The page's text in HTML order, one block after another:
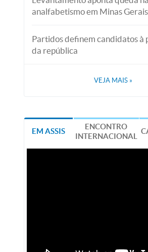
analfabetismo em Minas Gerais
Partidos definem candidatos à
da república
VEJA MAIS »
EM ASSIS
ENCONTRO
INTERNACIONAL